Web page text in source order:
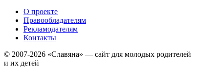
О проекте
Правообладателям
Рекламодателям
Контакты
© 2007-2026 «Славяна» — сайт для молодых родителей
и их детей